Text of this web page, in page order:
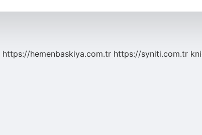
https://hemenbaskiya.com.tr https://syniti.com.tr